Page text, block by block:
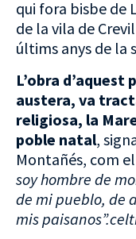
qui fora bisbe de
de la vila de
últims anys de la
L’obra
austera, va
religiosa, la
poble natal,
Montañés, com
soy hombre de
de mi pueblo, de
mis paisanos”.